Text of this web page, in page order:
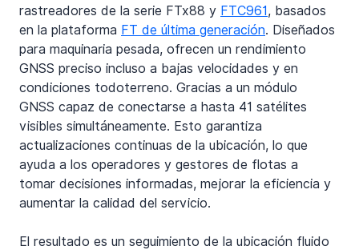
rastreadores de la serie FTx88 y FTC961, basados
en la plataforma FT de última generación. Diseñados
para maquinaria pesada, ofrecen un rendimiento
GNSS preciso incluso a bajas velocidades y en
condiciones todoterreno. Gracias a un módulo
GNSS capaz de conectarse a hasta 41 satélites
visibles simultáneamente. Esto garantiza
actualizaciones continuas de la ubicación, lo que
ayuda a los operadores y gestores de flotas a
tomar decisiones informadas, mejorar la eficiencia y
aumentar la calidad del servicio.
El resultado es un seguimiento de la ubicación fluido